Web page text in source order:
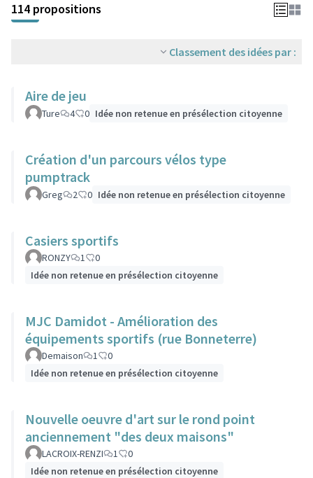
114 propositions
Classement des idées par :
Aire de jeu
Ture 4 0 Idée non retenue en présélection citoyenne
Création d'un parcours vélos type
pumptrack
Greg 2 0 Idée non retenue en présélection citoyenne
Casiers sportifs
RONZY 1
0
Idée non retenue en présélection citoyenne
MJC Damidot - Amélioration des
équipements sportifs (rue Bonneterre)
Demaison 1
0
Idée non retenue en présélection citoyenne
Nouvelle oeuvre d'art sur le rond point
anciennement "des deux maisons"
LACROIX-RENZI 1
0
Idée non retenue en présélection citoyenne